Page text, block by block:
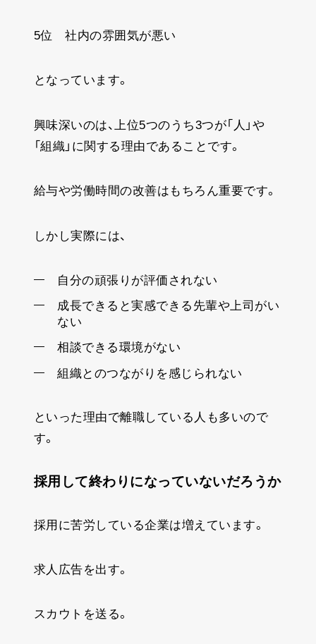
5位 社内の雰囲気が悪い
となっています。
興味深いのは、上位5つのうち3つが「人」や
「組織」に関する理由であることです。
給与や労働時間の改善はもちろん重要です。
しかし実際には、
自分の頑張りが評価されない
成長できると実感できる先輩や上司がい
ない
相談できる環境がない
組織とのつながりを感じられない
といった理由で離職している人も多いので
す。
採用して終わりになっていないだろうか
採用に苦労している企業は増えています。
求人広告を出す。
スカウトを送る。